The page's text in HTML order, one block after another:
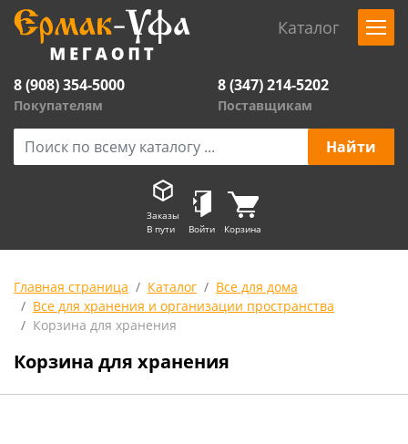
Каталог
8 (908) 354-5000
Покупателям
8 (347) 214-5202
Поставщикам
Заказы
В пути
Войти Корзина
Главная страница Каталог
Все для дома
Все для хранения и организации пространства
Корзина для хранения
Корзина для хранения